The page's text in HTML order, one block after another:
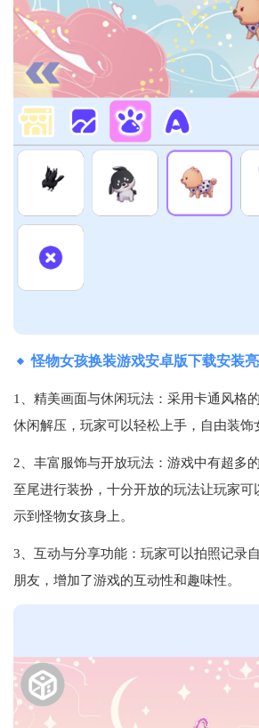
怪物女孩换装游戏安卓版下载安装
1、精美画面与休闲玩法‌：采用卡通风格
休闲解压，玩家可以轻松上手，自由装饰
2、丰富服饰与开放玩法‌：游戏中有超多
至尾进行装扮，十分开放的玩法让玩家可
示到怪物女孩身上‌。
3、互动与分享功能‌：玩家可以拍照记录
朋友，增加了游戏的互动性和趣味性‌。